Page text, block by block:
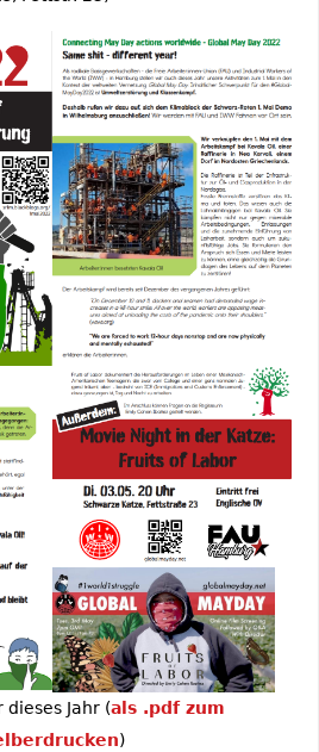
dieses Jahr (als .pdf zum
)